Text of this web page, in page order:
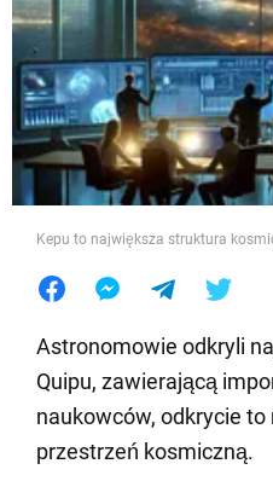
Jedzenie
Kepu to największa struktura
Astronomowie odkryli
Quipu, zawierającą
naukowców, odkrycie
przestrzeń kosmiczną.